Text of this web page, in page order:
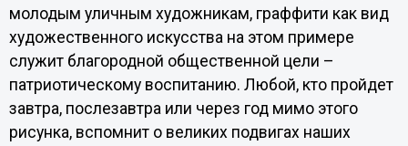
молодым уличным художникам, граффити как вид
художественного искусства на этом примере
служит благородной общественной цели –
патриотическому воспитанию. Любой, кто пройдет
завтра, послезавтра или через год мимо этого
рисунка, вспомнит о великих подвигах наших